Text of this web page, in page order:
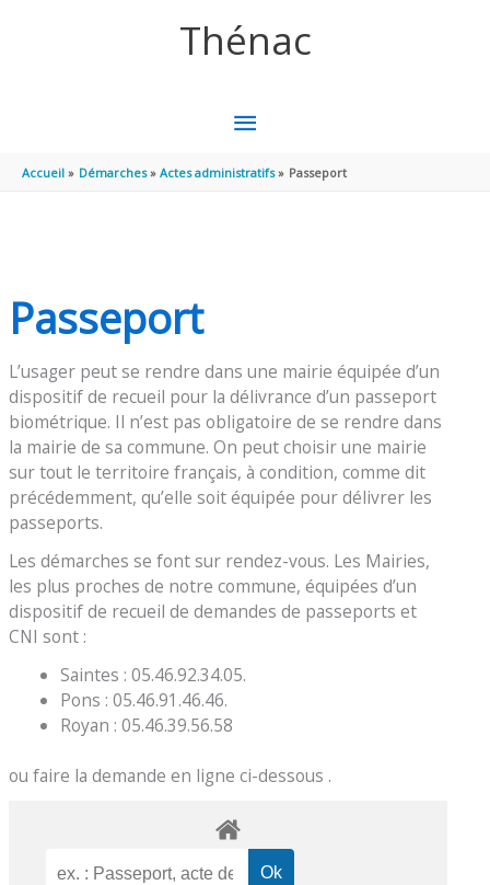
Thénac
MENU
PRINCIPAL
Accueil Démarches Actes administratifs Passeport
Passeport
L’usager peut se rendre dans une mairie équipée d’un
dispositif de recueil pour la délivrance d’un passeport
biométrique. Il n’est pas obligatoire de se rendre dans
la mairie de sa commune. On peut choisir une mairie
sur tout le territoire français, à condition, comme dit
précédemment, qu’elle soit équipée pour délivrer les
passeports.
Les démarches se font sur rendez-vous. Les Mairies,
les plus proches de notre commune, équipées d’un
dispositif de recueil de demandes de passeports et
CNI sont :
Saintes : 05.46.92.34.05.
Pons : 05.46.91.46.46.
Royan : 05.46.39.56.58
ou faire la demande en ligne ci-dessous .